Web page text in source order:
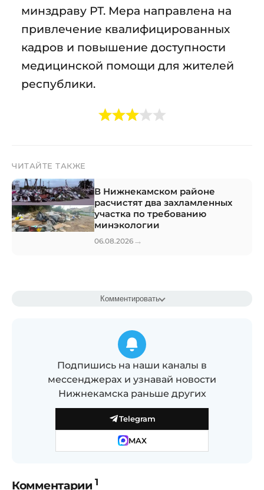
минздраву РТ. Мера направлена на
привлечение квалифицированных
кадров и повышение доступности
медицинской помощи для жителей
республики.
ЧИТАЙТЕ ТАКЖЕ
В Нижнекамском районе
расчистят два захламленных
участка по требованию
минэкологии
06.08.2026 →
Комментировать
Подпишись на наши каналы в
мессенджерах и узнавай новости
Нижнекамска раньше других
Telegram
MAX
Комментарии 1